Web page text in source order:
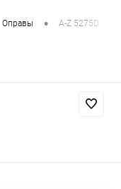
Оправы • A-Z 5275D